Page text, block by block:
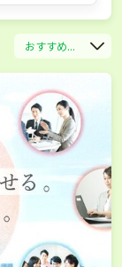
おすすめ...